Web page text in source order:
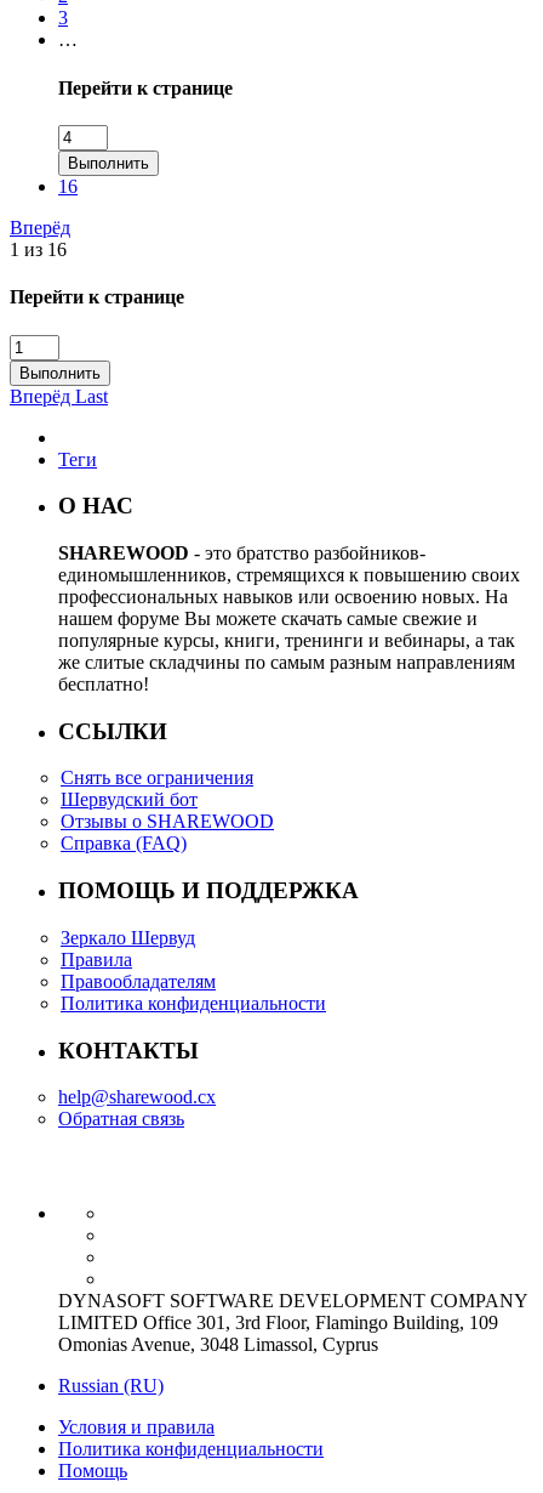
3
…
Перейти к странице
Выполнить
16
Вперёд
1 из 16
Перейти к странице
Выполнить
Вперёд Last
Теги
О НАС
SHAREWOOD - это братство разбойников-
единомышленников, стремящихся к повышению своих
профессиональных навыков или освоению новых. На
нашем форуме Вы можете скачать самые свежие и
популярные курсы, книги, тренинги и вебинары, а так
же слитые складчины по самым разным направлениям
бесплатно!
ССЫЛКИ
Снять все ограничения
Шервудский бот
Отзывы о SHAREWOOD
Справка (FAQ)
ПОМОЩЬ И ПОДДЕРЖКА
Зеркало Шервуд
Правила
Правообладателям
Политика конфиденциальности
КОНТАКТЫ
help@sharewood.cx
Обратная связь
DYNASOFT SOFTWARE DEVELOPMENT COMPANY
LIMITED Office 301, 3rd Floor, Flamingo Building, 109
Omonias Avenue, 3048 Limassol, Cyprus
Russian (RU)
Условия и правила
Политика конфиденциальности
Помощь